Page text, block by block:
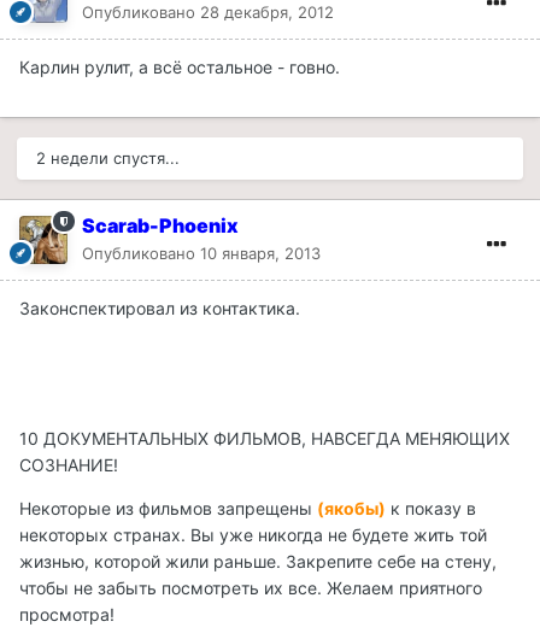
Опубликовано 28 декабря, 2012
Карлин рулит, а всё остальное - говно.
2 недели спустя...
Scarab-Phoenix
Опубликовано 10 января, 2013
Законспектировал из контактика.
10 ДОКУМЕНТАЛЬНЫХ ФИЛЬМОВ, НАВСЕГДА МЕНЯЮЩИХ
СОЗНАНИЕ!
Некоторые из фильмов запрещены (якобы) к показу в
некоторых странах. Вы уже никогда не будете жить той
жизнью, которой жили раньше. Закрепите себе на стену,
чтобы не забыть посмотреть их все. Желаем приятного
просмотра!